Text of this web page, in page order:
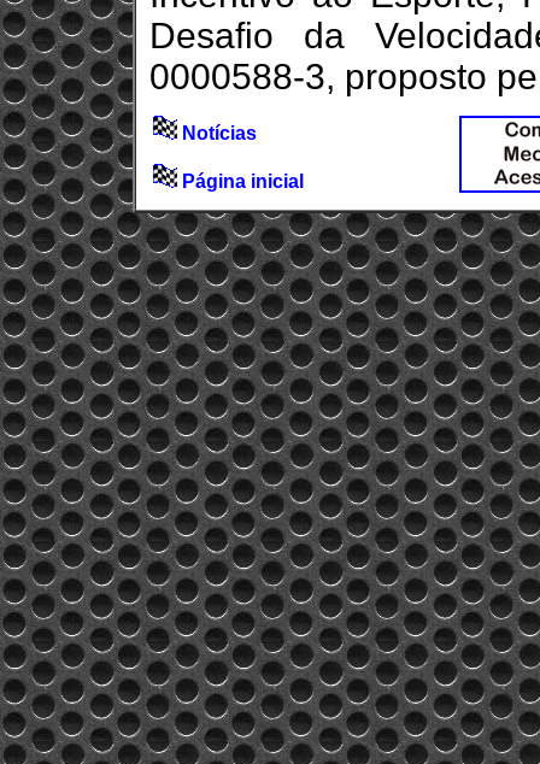
Desafio da
0000588-3, proposto
Notícias
Página inicial